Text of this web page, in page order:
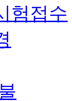
험접수